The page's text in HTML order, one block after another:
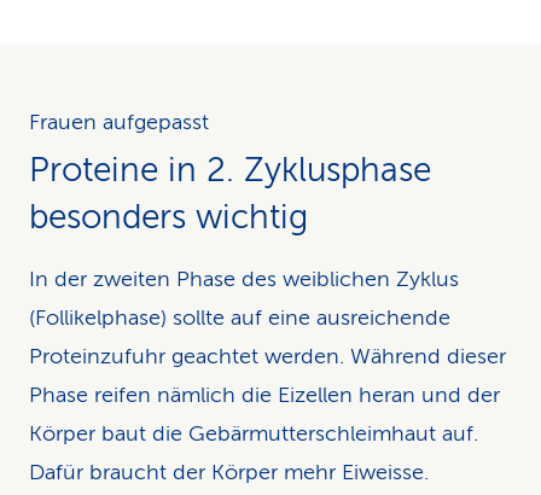
Frauen aufgepasst
Proteine in 2. Zyklusphase
besonders wichtig
In der zweiten Phase des weiblichen Zyklus
(Follikelphase) sollte auf eine ausreichende
Proteinzufuhr geachtet werden. Während dieser
Phase reifen nämlich die Eizellen heran und der
Körper baut die Gebärmutterschleimhaut auf.
Dafür braucht der Körper mehr Eiweisse.